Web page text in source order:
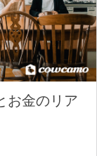
お金のリア